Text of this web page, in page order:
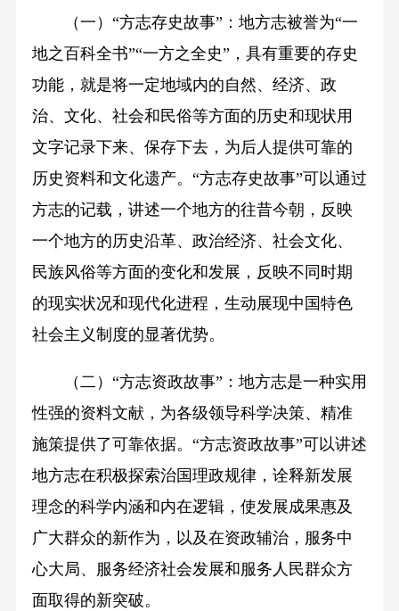
（一）“方志存史故事”：地方志被誉为“一
地之百科全书”“一方之全史”，具有重要的存史
功能，就是将一定地域内的自然、经济、政
治、文化、社会和民俗等方面的历史和现状用
文字记录下来、保存下去，为后人提供可靠的
历史资料和文化遗产。“方志存史故事”可以通过
方志的记载，讲述一个地方的往昔今朝，反映
一个地方的历史沿革、政治经济、社会文化、
民族风俗等方面的变化和发展，反映不同时期
的现实状况和现代化进程，生动展现中国特色
社会主义制度的显著优势。
（二）“方志资政故事”：地方志是一种实用
性强的资料文献，为各级领导科学决策、精准
施策提供了可靠依据。“方志资政故事”可以讲述
地方志在积极探索治国理政规律，诠释新发展
理念的科学内涵和内在逻辑，使发展成果惠及
广大群众的新作为，以及在资政辅治，服务中
心大局、服务经济社会发展和服务人民群众方
面取得的新突破。